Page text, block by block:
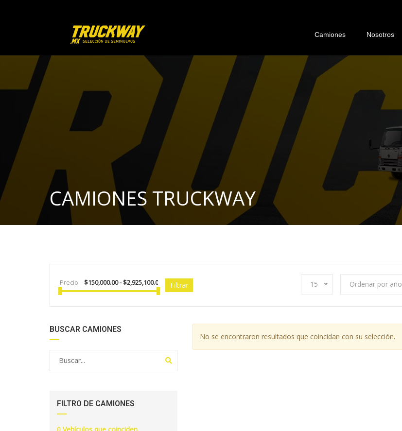
Camiones Nosotros
CAMIONES TRUCKWAY
Precio: Filtrar 15 Ordenar por año
BUSCAR CAMIONES
FILTRO DE CAMIONES
No se encontraron resultados que coincidan con su selección.